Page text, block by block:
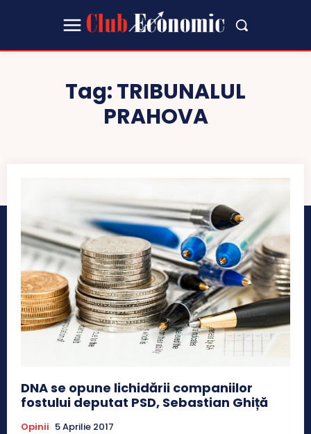
Tag:TRIBUNALUL
PRAHOVA
DNA se opune lichidării companiilor
fostului deputat PSD, Sebastian Ghiță
Opinii 5 Aprilie 2017